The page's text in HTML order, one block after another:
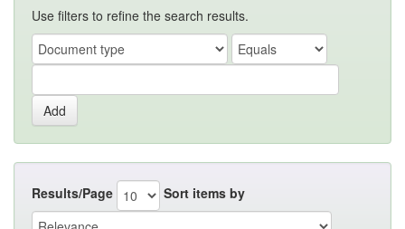
Use filters to refine the search results.
Results/Page Sort items by